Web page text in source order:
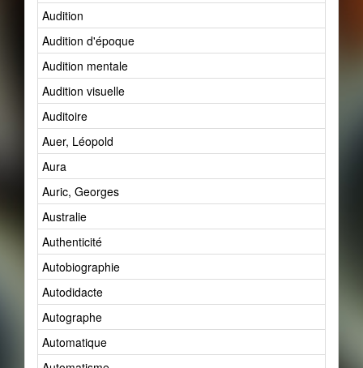
Audition
Audition d'époque
Audition mentale
Audition visuelle
Auditoire
Auer, Léopold
Aura
Auric, Georges
Australie
Authenticité
Autobiographie
Autodidacte
Autographe
Automatique